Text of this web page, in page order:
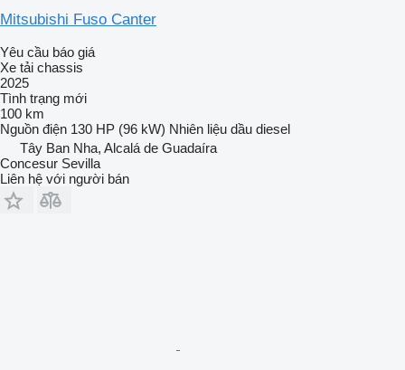
Mitsubishi Fuso Canter
Yêu cầu báo giá
Xe tải chassis
2025
Tình trạng mới
100 km
Nguồn điện 130 HP (96 kW) Nhiên liệu dầu diesel
Tây Ban Nha, Alcalá de Guadaíra
Concesur Sevilla
Liên hệ với người bán